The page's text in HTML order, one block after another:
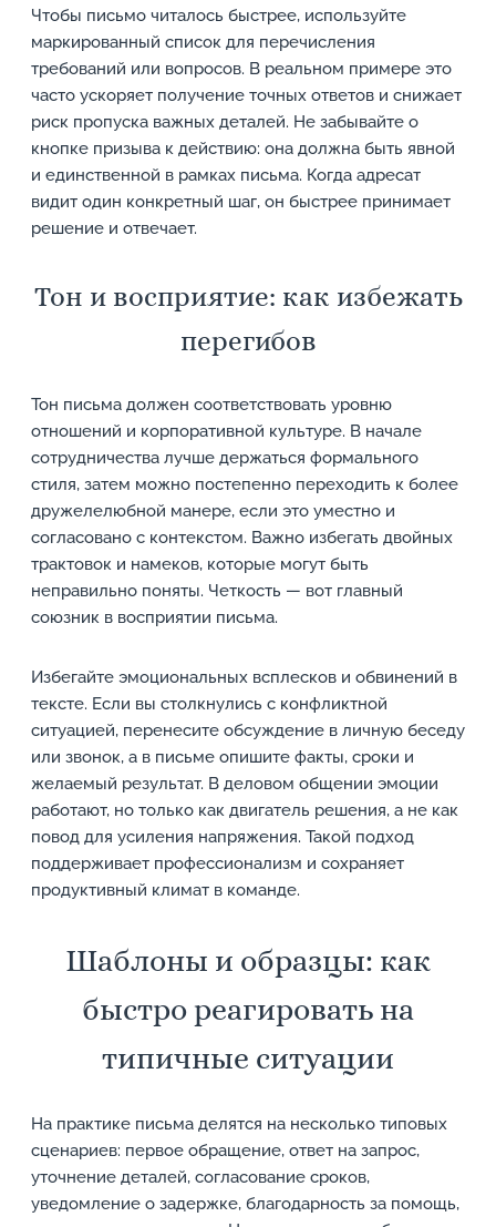
Чтобы письмо читалось быстрее, используйте
маркированный список для перечисления
требований или вопросов. В реальном примере это
часто ускоряет получение точных ответов и снижает
риск пропуска важных деталей. Не забывайте о
кнопке призыва к действию: она должна быть явной
и единственной в рамках письма. Когда адресат
видит один конкретный шаг, он быстрее принимает
решение и отвечает.
Тон и восприятие: как избежать
перегибов
Тон письма должен соответствовать уровню
отношений и корпоративной культуре. В начале
сотрудничества лучше держаться формального
стиля, затем можно постепенно переходить к более
дружелелюбной манере, если это уместно и
согласовано с контекстом. Важно избегать двойных
трактовок и намеков, которые могут быть
неправильно поняты. Четкость — вот главный
союзник в восприятии письма.
Избегайте эмоциональных всплесков и обвинений в
тексте. Если вы столкнулись с конфликтной
ситуацией, перенесите обсуждение в личную беседу
или звонок, а в письме опишите факты, сроки и
желаемый результат. В деловом общении эмоции
работают, но только как двигатель решения, а не как
повод для усиления напряжения. Такой подход
поддерживает профессионализм и сохраняет
продуктивный климат в команде.
Шаблоны и образцы: как
быстро реагировать на
типичные ситуации
На практике письма делятся на несколько типовых
сценариев: первое обращение, ответ на запрос,
уточнение деталей, согласование сроков,
уведомление о задержке, благодарность за помощь,